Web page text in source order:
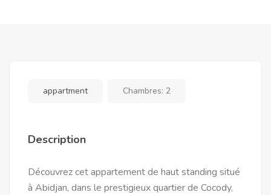
appartment Chambres: 2
Description
Découvrez cet appartement de haut standing situé
à Abidjan, dans le prestigieux quartier de Cocody,